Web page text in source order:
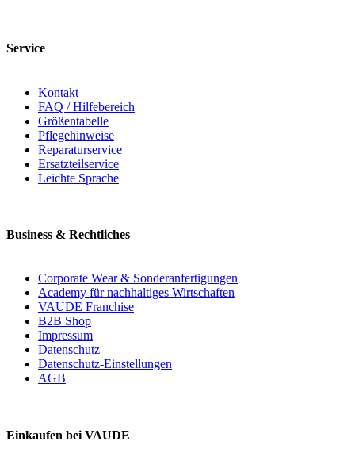
Service
Kontakt
FAQ / Hilfebereich
Größentabelle
Pflegehinweise
Reparaturservice
Ersatzteilservice
Leichte Sprache
Business & Rechtliches
Corporate Wear & Sonderanfertigungen
Academy für nachhaltiges Wirtschaften
VAUDE Franchise
B2B Shop
Impressum
Datenschutz
Datenschutz-Einstellungen
AGB
Einkaufen bei VAUDE